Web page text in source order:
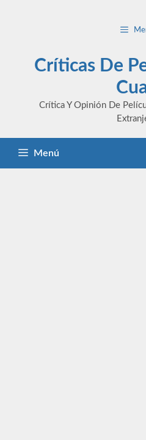
Críticas De
Crítica Y Opinión De
Menú